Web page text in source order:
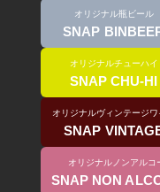
オリジナル瓶ビール
SNAP
オリジナルチューハイ
SNAP CHU-HI
オリジナルヴィンテージワ
SNAP
オリジナルノンアルコ
SNAP NON